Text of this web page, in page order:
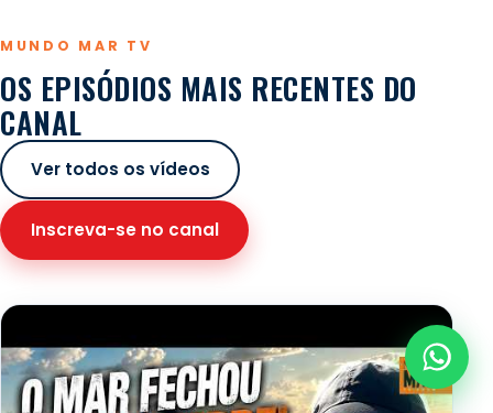
MUNDO MAR TV
OS EPISÓDIOS MAIS RECENTES DO
CANAL
Ver todos os vídeos
Inscreva-se no canal